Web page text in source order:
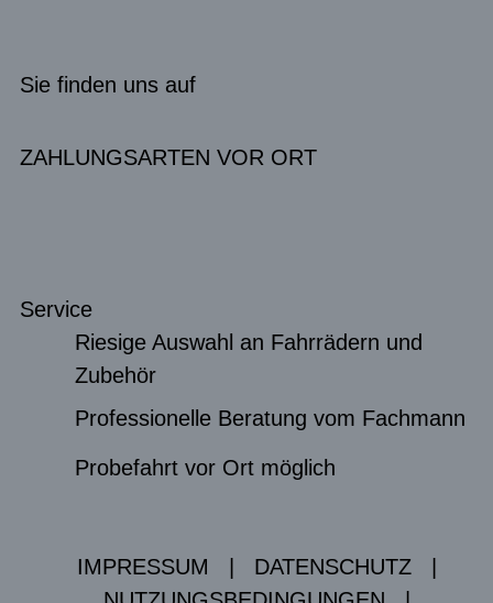
Sie finden uns auf
ZAHLUNGSARTEN VOR ORT
Service
Riesige Auswahl an Fahrrädern und
Zubehör
Professionelle Beratung vom Fachmann
Probefahrt vor Ort möglich
IMPRESSUM DATENSCHUTZ